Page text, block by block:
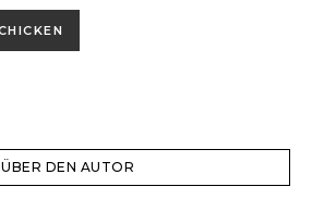
ÜBER DEN AUTOR